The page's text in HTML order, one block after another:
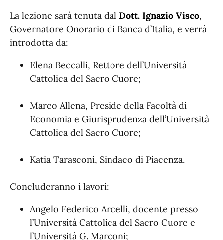
La lezione sarà tenuta dal Dott. Ignazio Visco,
Governatore Onorario di Banca d’Italia, e verrà
introdotta da:
Elena Beccalli, Rettore dell’Università
Cattolica del Sacro Cuore;
Marco Allena, Preside della Facoltà di
Economia e Giurisprudenza dell’Università
Cattolica del Sacro Cuore;
Katia Tarasconi, Sindaco di Piacenza.
Concluderanno i lavori:
Angelo Federico Arcelli, docente presso
l’Università Cattolica del Sacro Cuore e
l’Università G. Marconi;